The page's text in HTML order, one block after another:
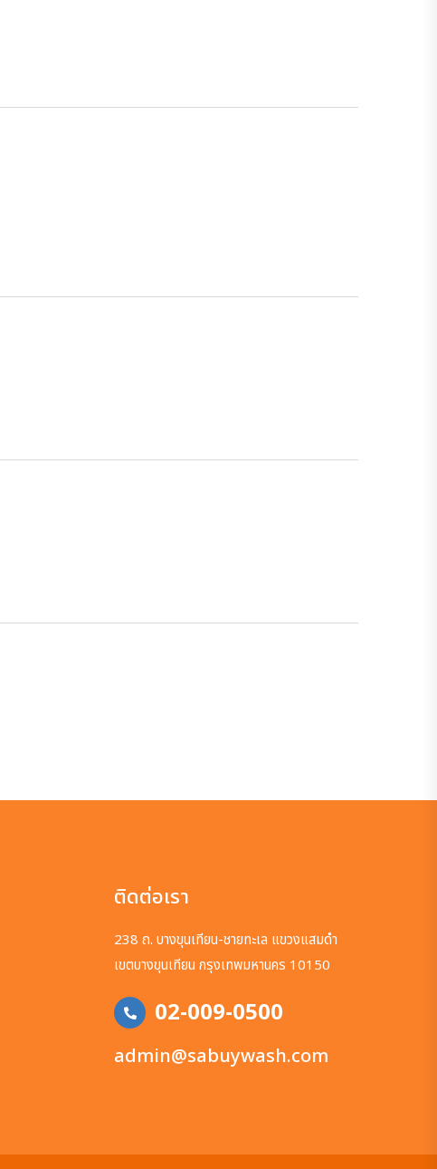
ติดต่อเรา
238 ถ. บางขุนเทียน-ชายทะเล แขวงแสมดำ
เขตบางขุนเทียน กรุงเทพมหานคร 10150
02-009-0500
admin@sabuywash.com